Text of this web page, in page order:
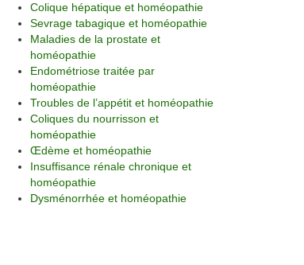
Colique hépatique et homéopathie
Sevrage tabagique et homéopathie
Maladies de la prostate et
homéopathie
Endométriose traitée par
homéopathie
Troubles de l’appétit et homéopathie
Coliques du nourrisson et
homéopathie
Œdème et homéopathie
Insuffisance rénale chronique et
homéopathie
Dysménorrhée et homéopathie